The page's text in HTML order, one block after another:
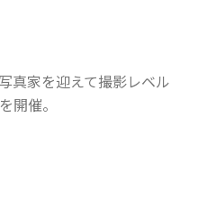
真家を迎えて撮影レベル
開催。